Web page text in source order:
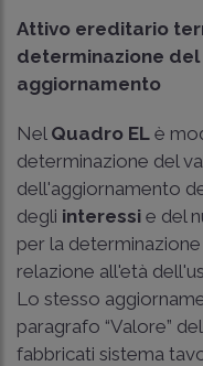
Attivo ereditario
determinazione
aggiornamento
Nel Quadro EL è
determinazione del
dell'aggiornamento
degli interessi e del
per la
relazione all'età
Lo stesso
paragrafo “Valore” del
fabbricati sistema